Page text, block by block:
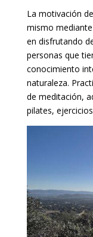
La motivación
mismo
en disfrutando
personas que
conocimiento
naturaleza.
de meditación,
pilates,